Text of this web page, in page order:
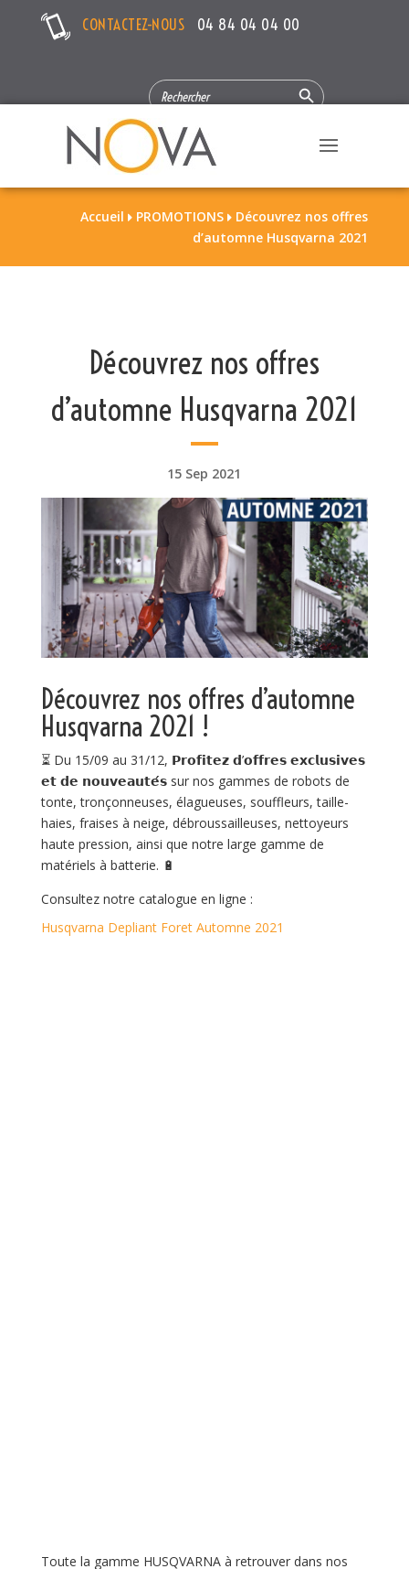
CONTACTEZ-NOUS 04 84 04 04 00
SEARCH
FOR:
Search Button
Accueil  PROMOTIONS  Découvrez nos offres
d’automne Husqvarna 2021
Découvrez nos offres
d’automne Husqvarna 2021
15 Sep 2021
Découvrez nos offres d’automne
Husqvarna 2021 !
⏳Du 15/09 au 31/12, 𝗣𝗿𝗼𝗳𝗶𝘁𝗲𝘇 𝗱’𝗼𝗳𝗳𝗿𝗲𝘀 𝗲𝘅𝗰𝗹𝘂𝘀𝗶𝘃𝗲𝘀
𝗲𝘁 𝗱𝗲 𝗻𝗼𝘂𝘃𝗲𝗮𝘂𝘁𝗲́𝘀 sur nos gammes de robots de
tonte, tronçonneuses, élagueuses, souffleurs, taille-
haies, fraises à neige, débroussailleuses, nettoyeurs
haute pression, ainsi que notre large gamme de
matériels à batterie. 🔋
Consultez notre catalogue en ligne :
Husqvarna Depliant Foret Automne 2021
Toute la gamme HUSQVARNA à retrouver dans nos